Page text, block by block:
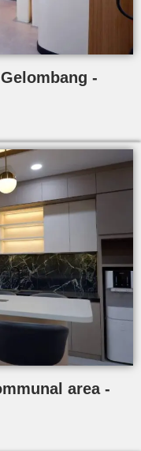
-
area -